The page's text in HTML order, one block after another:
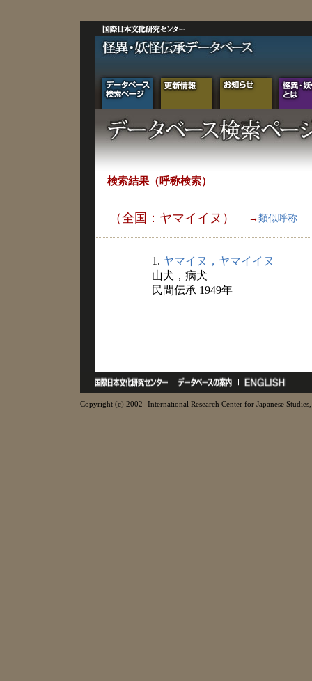
検索結果（呼称検索）
（全国：ヤマイイヌ） → 類似呼称
1. ヤマイヌ，ヤマイイヌ
山犬，病犬
民間伝承 1949年
Copyright (c) 2002- International Research Center for Japanese